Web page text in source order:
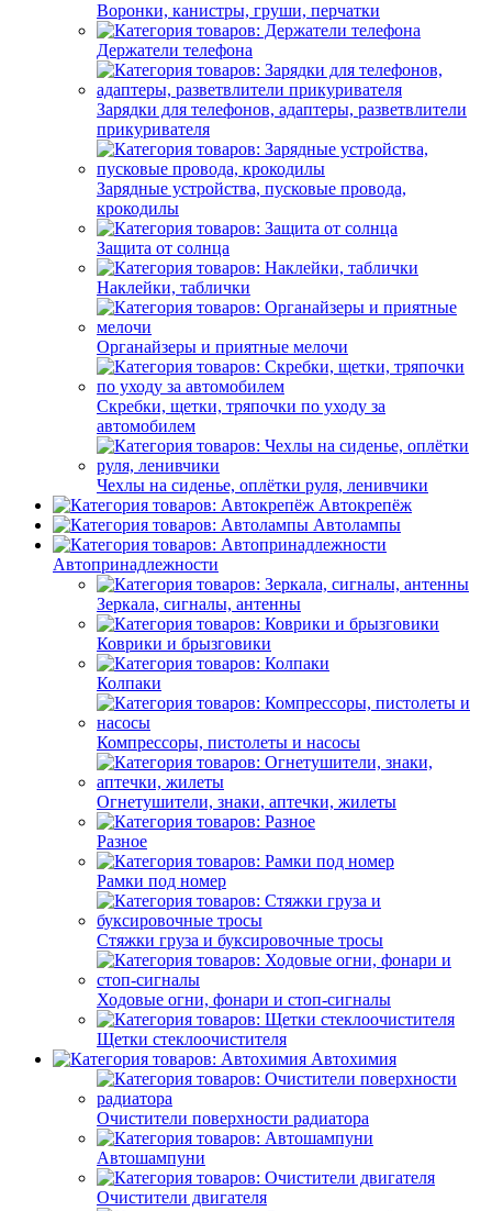
Воронки, канистры, груши, перчатки
Держатели телефона
Зарядки для телефонов, адаптеры, разветвлители
прикуривателя
Зарядные устройства, пусковые провода,
крокодилы
Защита от солнца
Наклейки, таблички
Органайзеры и приятные мелочи
Скребки, щетки, тряпочки по уходу за
автомобилем
Чехлы на сиденье, оплётки руля, ленивчики
Автокрепёж
Автолампы
Автопринадлежности
Зеркала, сигналы, антенны
Коврики и брызговики
Колпаки
Компрессоры, пистолеты и насосы
Огнетушители, знаки, аптечки, жилеты
Разное
Рамки под номер
Стяжки груза и буксировочные тросы
Ходовые огни, фонари и стоп-сигналы
Щетки стеклоочистителя
Автохимия
Очистители поверхности радиатора
Автошампуни
Очистители двигателя